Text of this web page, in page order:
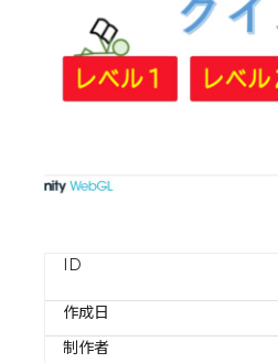
ID
作成日
制作者